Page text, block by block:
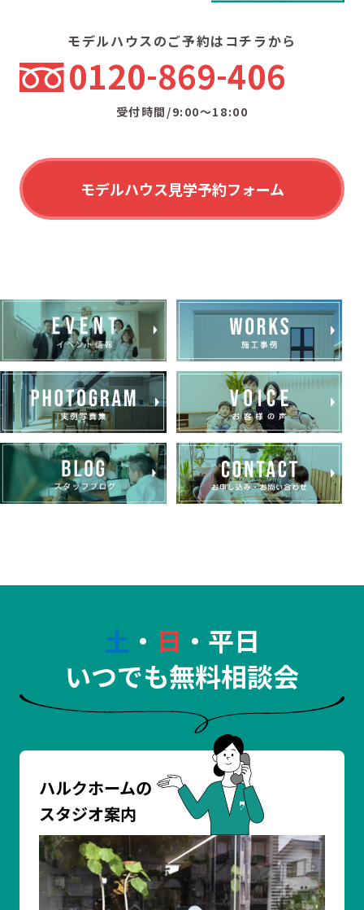
モデルハウスのご予約はコチラから
0120 869 406
受付時間/9:00〜18:00
モデルハウス見学予約フォーム
土 ・ 日 ・平日
いつでも無料相談会
ハルクホームの
スタジオ案内